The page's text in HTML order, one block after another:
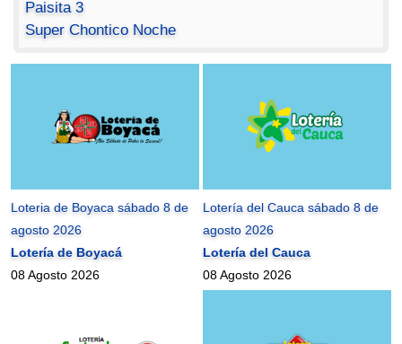
Paisita 3
Super Chontico Noche
Loteria de Boyaca sábado 8 de
agosto 2026
Lotería de Boyacá
08 Agosto 2026
Lotería del Cauca sábado 8 de
agosto 2026
Lotería del Cauca
08 Agosto 2026